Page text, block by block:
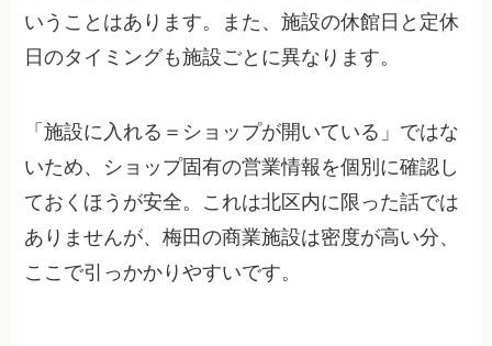
いうことはあります。また、施設の休館日と定休
日のタイミングも施設ごとに異なります。
「施設に入れる＝ショップが開いている」ではな
いため、ショップ固有の営業情報を個別に確認し
ておくほうが安全。これは北区内に限った話では
ありませんが、梅田の商業施設は密度が高い分、
ここで引っかかりやすいです。